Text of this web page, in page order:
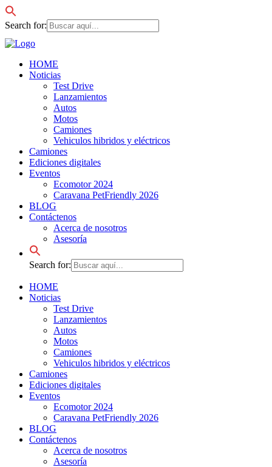
Search for:
HOME
Noticias
Test Drive
Lanzamientos
Autos
Motos
Camiones
Vehiculos hibridos y eléctricos
Camiones
Ediciones digitales
Eventos
Ecomotor 2024
Caravana PetFriendly 2026
BLOG
Contáctenos
Acerca de nosotros
Asesoría
Search for:
HOME
Noticias
Test Drive
Lanzamientos
Autos
Motos
Camiones
Vehiculos hibridos y eléctricos
Camiones
Ediciones digitales
Eventos
Ecomotor 2024
Caravana PetFriendly 2026
BLOG
Contáctenos
Acerca de nosotros
Asesoría